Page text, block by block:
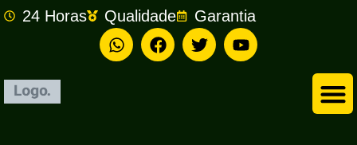
24 Horas Qualidade Garantia